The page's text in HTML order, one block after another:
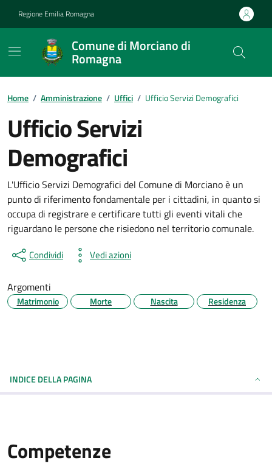
Regione Emilia Romagna
Comune di Morciano di
Romagna
Contenuti in evidenza
Home / Amministrazione / Uffici / Ufficio Servizi Demografici
Ufficio Servizi
Demografici
L'Ufficio Servizi Demografici del Comune di Morciano è un
punto di riferimento fondamentale per i cittadini, in quanto si
occupa di registrare e certificare tutti gli eventi vitali che
riguardano le persone che risiedono nel territorio comunale.
Condividi Vedi azioni
Argomenti
Matrimonio Morte Nascita Residenza
INDICE DELLA PAGINA
Competenze